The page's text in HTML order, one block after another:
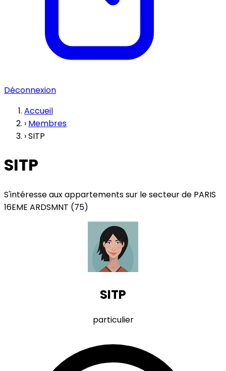
Déconnexion
Accueil
› Membres
›SITP
SITP
S'intéresse aux appartements sur le secteur de PARIS
16EME ARDSMNT (75)
SITP
particulier